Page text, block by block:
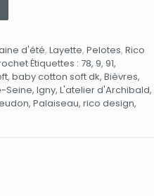
d'été, Layette, Pelotes, Rico
Étiquettes : 78, 9, 91,
, baby cotton soft dk, Bièvres,
Seine, Igny, L'atelier d'Archibald,
, Palaiseau, rico design,